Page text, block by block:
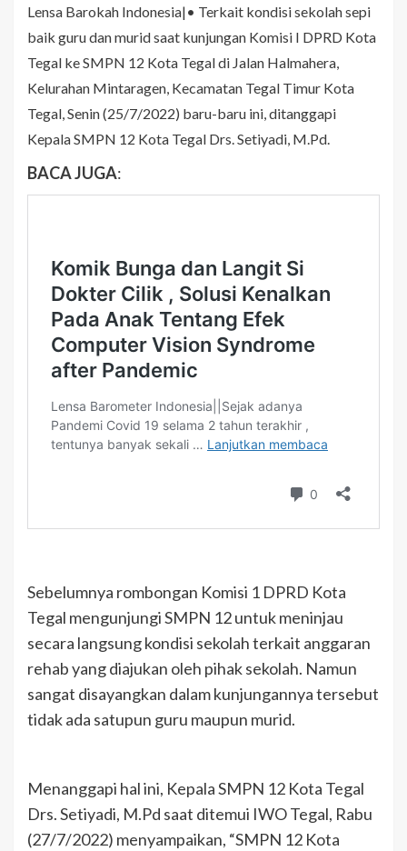
Lensa Barokah Indonesia|• Terkait kondisi sekolah sepi
baik guru dan murid saat kunjungan Komisi I DPRD Kota
Tegal ke SMPN 12 Kota Tegal di Jalan Halmahera,
Kelurahan Mintaragen, Kecamatan Tegal Timur Kota
Tegal, Senin (25/7/2022) baru-baru ini, ditanggapi
Kepala SMPN 12 Kota Tegal Drs. Setiyadi, M.Pd.
BACA JUGA:
Sebelumnya rombongan Komisi 1 DPRD Kota
Tegal mengunjungi SMPN 12 untuk meninjau
secara langsung kondisi sekolah terkait anggaran
rehab yang diajukan oleh pihak sekolah. Namun
sangat disayangkan dalam kunjungannya tersebut
tidak ada satupun guru maupun murid.
Menanggapi hal ini, Kepala SMPN 12 Kota Tegal
Drs. Setiyadi, M.Pd saat ditemui IWO Tegal, Rabu
(27/7/2022) menyampaikan, “SMPN 12 Kota